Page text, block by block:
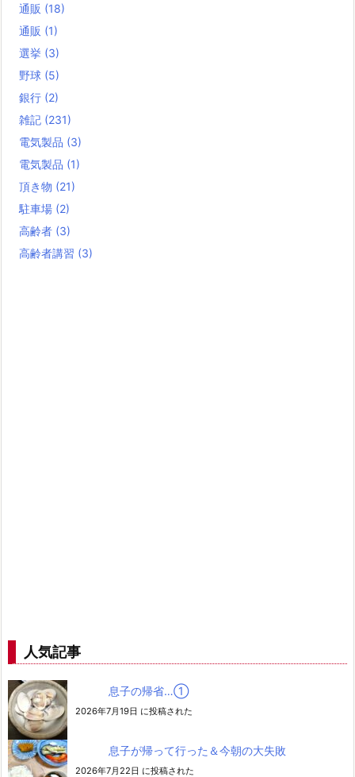
通販 (18)
通販 (1)
選挙 (3)
野球 (5)
銀行 (2)
雑記 (231)
電気製品 (3)
電気製品 (1)
頂き物 (21)
駐車場 (2)
高齢者 (3)
高齢者講習 (3)
人気記事
息子の帰省…➀
2026年7月19日 に投稿された
息子が帰って行った＆今朝の大失敗
2026年7月22日 に投稿された